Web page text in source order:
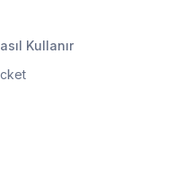
Kullanır